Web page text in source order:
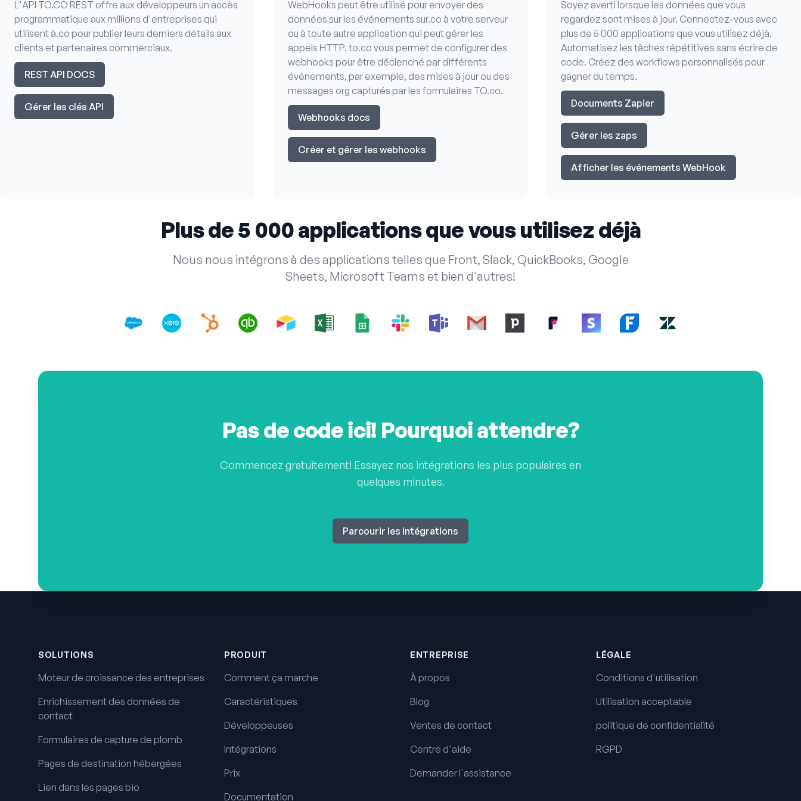
L'API TO.CO REST offre aux développeurs un accès
programmatique aux millions d'entreprises qui
utilisent à.co pour publier leurs derniers détails aux
clients et partenaires commerciaux.
REST API DOCS
Gérer les clés API
WebHooks peut être utilisé pour envoyer des
données sur les événements sur.co à votre serveur
ou à toute autre application qui peut gérer les
appels HTTP. to.co vous permet de configurer des
webhooks pour être déclenché par différents
événements, par exemple, des mises à jour ou des
messages org capturés par les formulaires TO.co.
Webhooks docs
Créer et gérer les webhooks
Soyez averti lorsque les données que vous
regardez sont mises à jour. Connectez-vous avec
plus de 5 000 applications que vous utilisez déjà.
Automatisez les tâches répétitives sans écrire de
code. Créez des workflows personnalisés pour
gagner du temps.
Documents Zapier
Gérer les zaps
Afficher les événements WebHook
Plus de 5 000 applications que vous utilisez déjà
Nous nous intégrons à des applications telles que Front, Slack, QuickBooks, Google
Sheets, Microsoft Teams et bien d'autres!
Pas de code ici! Pourquoi attendre?
Commencez gratuitement! Essayez nos intégrations les plus populaires en
quelques minutes.
Parcourir les intégrations
SOLUTIONS
Moteur de croissance des entreprises
Enrichissement des données de
contact
Formulaires de capture de plomb
Pages de destination hébergées
Lien dans les pages bio
PRODUIT
Comment ça marche
Caractéristiques
Développeuses
Intégrations
Prix
Documentation
ENTREPRISE
À propos
Blog
Ventes de contact
Centre d'aide
Demander l'assistance
LÉGALE
Conditions d'utilisation
Utilisation acceptable
politique de confidentialité
RGPD